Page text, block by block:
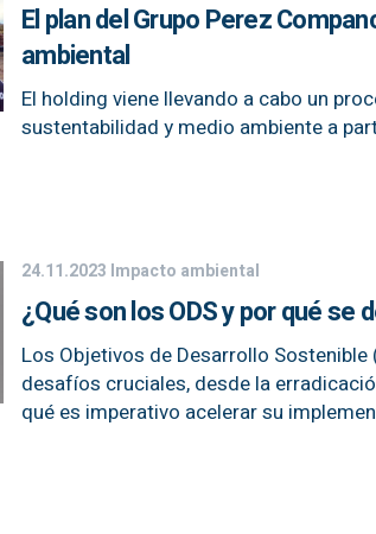
El plan del Grupo Perez
ambiental
El holding viene llevando a cabo un
sustentabilidad y medio ambiente a
24.11.2023 Impacto ambiental
¿Qué son los ODS y por qué
Los Objetivos de Desarrollo
desafíos cruciales, desde la
qué es imperativo acelerar su